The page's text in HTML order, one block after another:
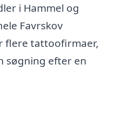
i Hammel og
Favrskov
flere tattoofirmaer,
søgning efter en